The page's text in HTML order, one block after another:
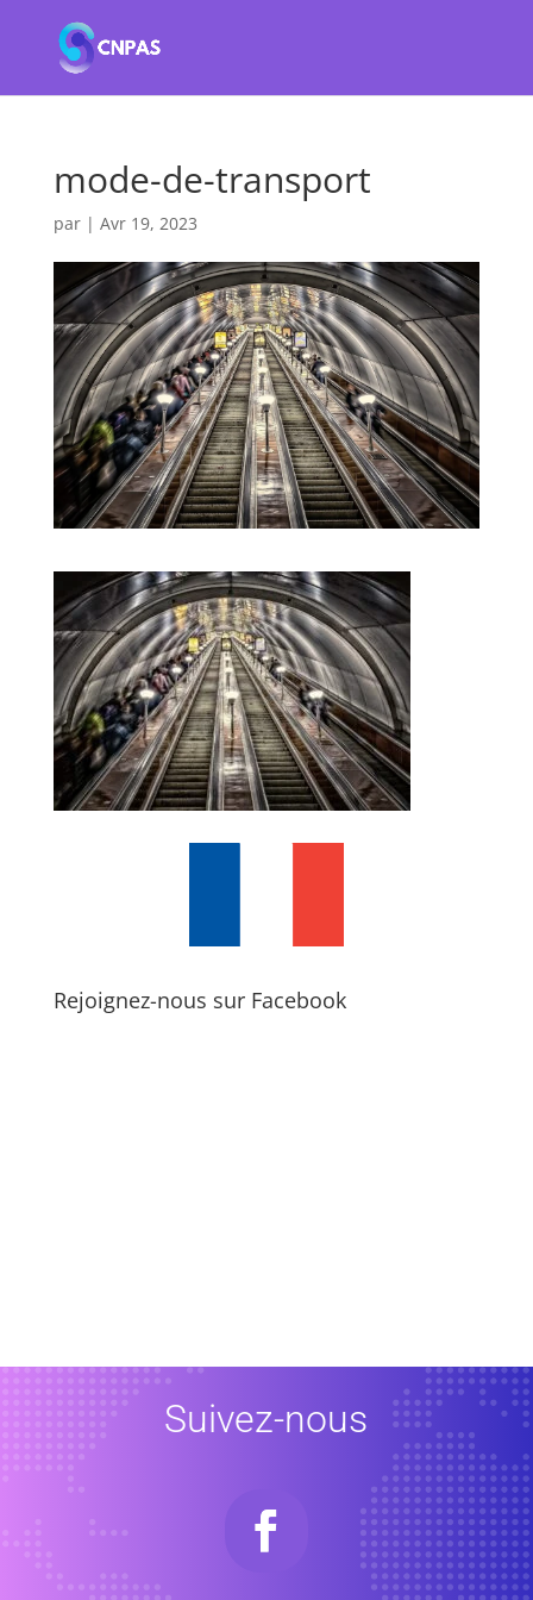
mode-de-transport
par | Avr 19, 2023
Rejoignez-nous sur Facebook
Suivez-nous